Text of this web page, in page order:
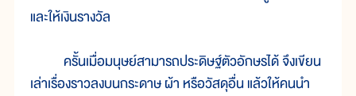
และให้เงินรางวัล
ครั้นเมื่อมนุษย์สามารถประดิษฐ์ตัวอักษรได้ จึงเขียน
เล่าเรื่องราวลงบนกระดาษ ผ้า หรือวัสดุอื่น แล้วให้คนนำ